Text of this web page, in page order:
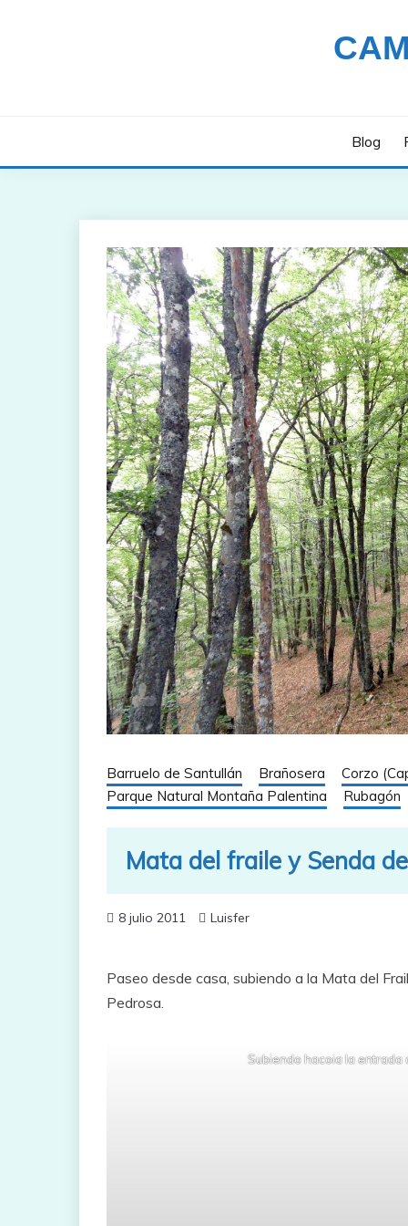
Blog
Barruelo de Santullán Brañosera Corzo
Parque Natural Montaña Palentina
Rubagón
Mata del fraile y Senda
8 julio 2011 Luisfer
Paseo desde casa, subiendo a la Mata del
Pedrosa.
Subiendo hacoia la entrada